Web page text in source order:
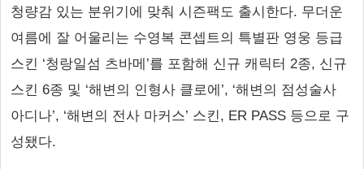
청량감 있는 분위기에 맞춰 시즌팩도 출시한다. 무더운
여름에 잘 어울리는 수영복 콘셉트의 특별판 영웅 등급
스킨 ‘청랑일섬 츠바메’를 포함해 신규 캐릭터 2종, 신규
스킨 6종 및 ‘해변의 인형사 클로에’, ‘해변의 점성술사
아디나’, ‘해변의 전사 마커스’ 스킨, ER PASS 등으로 구
성됐다.